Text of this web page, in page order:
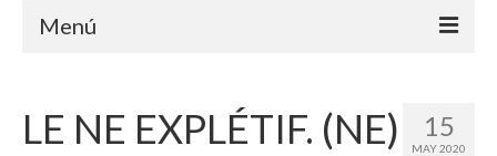
Menú
Français: Dossier Général 15
MAY 2020
LE NE EXPLÉTIF. (NE)